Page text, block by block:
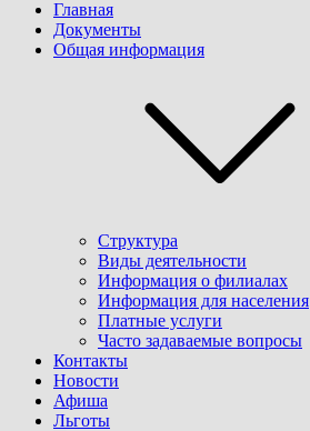
Главная
Документы
Общая информация
Структура
Виды деятельности
Информация о филиалах
Информация для населения
Платные услуги
Часто задаваемые вопросы
Контакты
Новости
Афиша
Льготы